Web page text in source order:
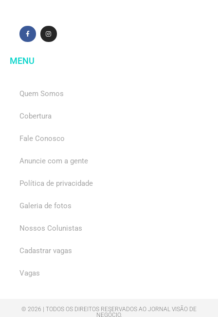
MENU
Quem Somos
Cobertura
Fale Conosco
Anuncie com a gente
Política de privacidade
Galeria de fotos
Nossos Colunistas
Cadastrar vagas
Vagas
© 2026 | TODOS OS DIREITOS RESERVADOS AO JORNAL VISÃO DE
NEGÓCIO.